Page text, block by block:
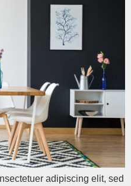
adipiscing elit, sed